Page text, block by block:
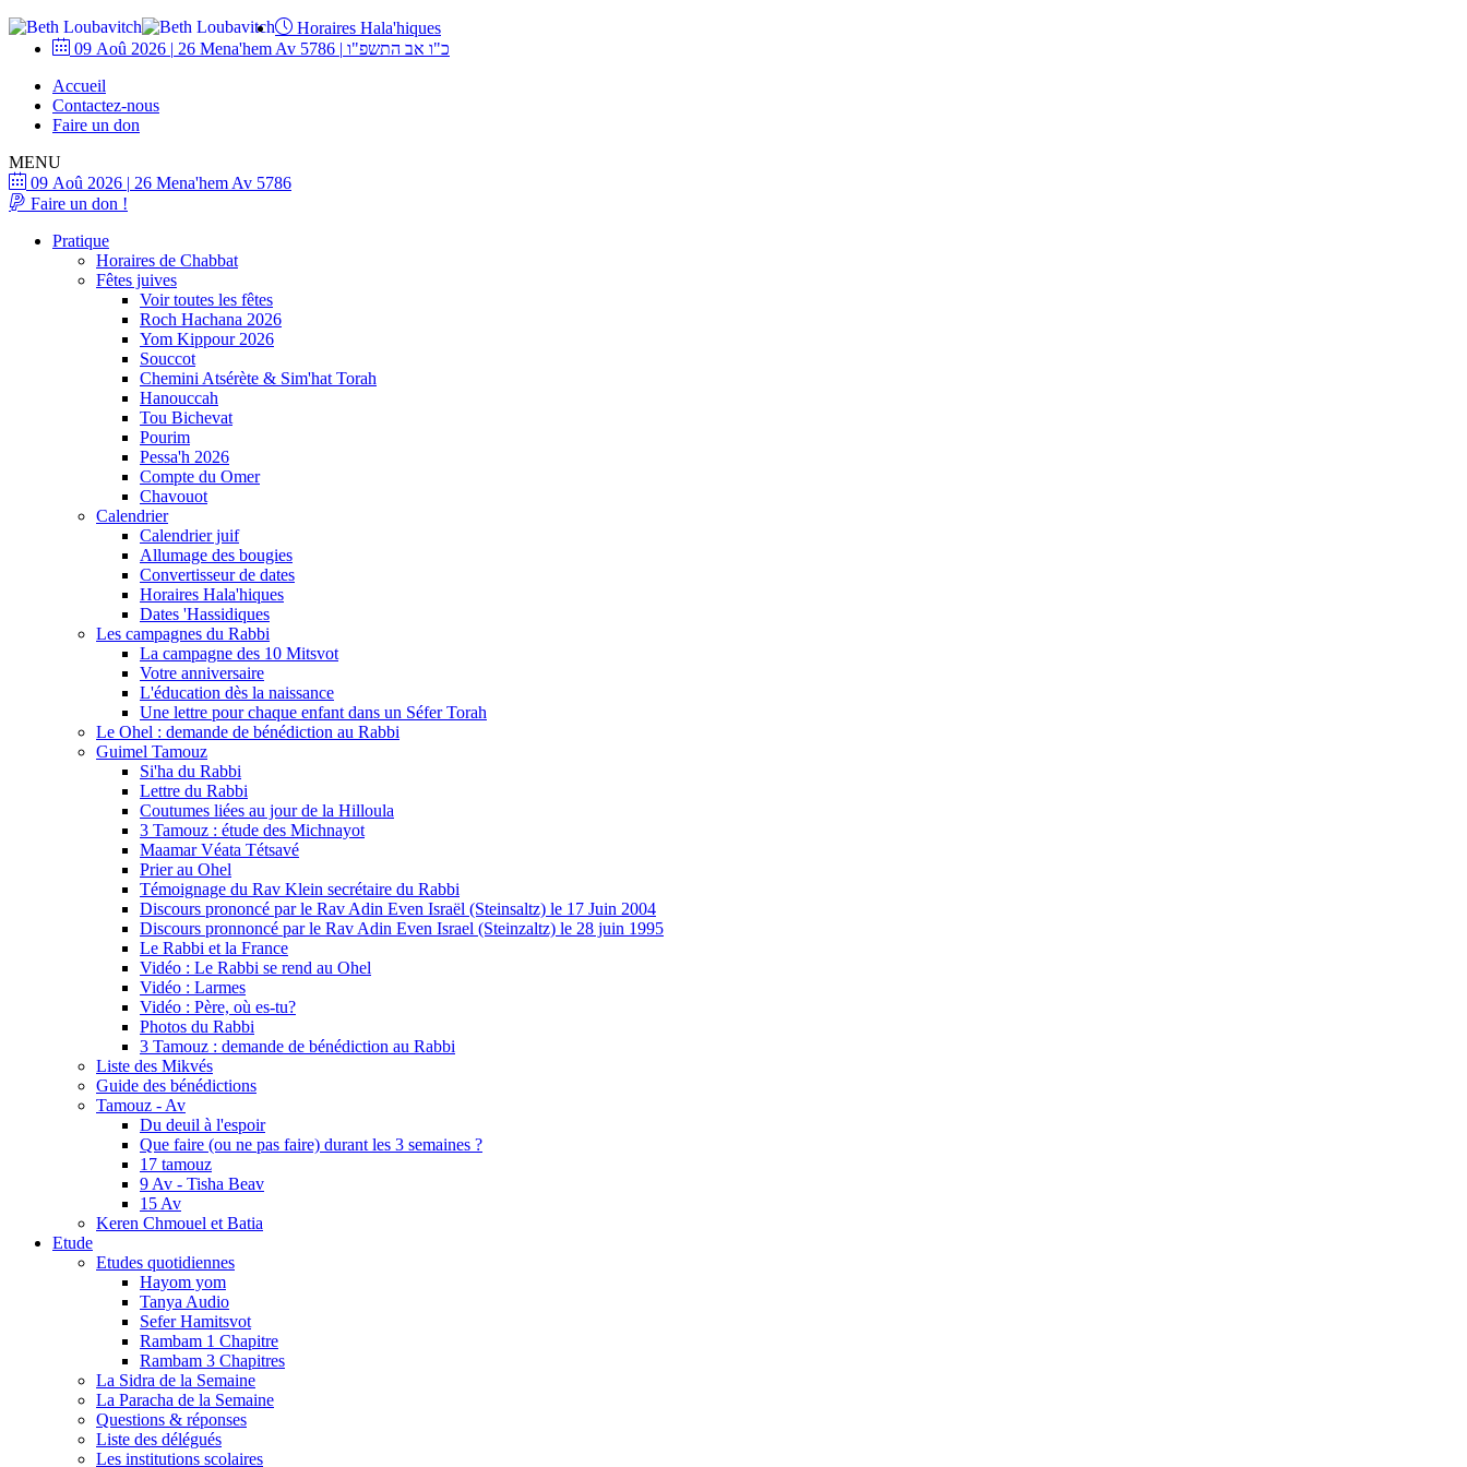
Horaires Hala'hiques
09 Aoû 2026 | 26 Mena'hem Av 5786 | כ"ו אב התשפ"ו
Accueil
Contactez-nous
Faire un don
MENU
09 Aoû 2026 | 26 Mena'hem Av 5786
Faire un don !
Pratique
Horaires de Chabbat
Fêtes juives
Voir toutes les fêtes
Roch Hachana 2026
Yom Kippour 2026
Souccot
Chemini Atsérète & Sim'hat Torah
Hanouccah
Tou Bichevat
Pourim
Pessa'h 2026
Compte du Omer
Chavouot
Calendrier
Calendrier juif
Allumage des bougies
Convertisseur de dates
Horaires Hala'hiques
Dates 'Hassidiques
Les campagnes du Rabbi
La campagne des 10 Mitsvot
Votre anniversaire
L'éducation dès la naissance
Une lettre pour chaque enfant dans un Séfer Torah
Le Ohel : demande de bénédiction au Rabbi
Guimel Tamouz
Si'ha du Rabbi
Lettre du Rabbi
Coutumes liées au jour de la Hilloula
3 Tamouz : étude des Michnayot
Maamar Véata Tétsavé
Prier au Ohel
Témoignage du Rav Klein secrétaire du Rabbi
Discours prononcé par le Rav Adin Even Israël (Steinsaltz) le 17 Juin 2004
Discours pronnoncé par le Rav Adin Even Israel (Steinzaltz) le 28 juin 1995
Le Rabbi et la France
Vidéo : Le Rabbi se rend au Ohel
Vidéo : Larmes
Vidéo : Père, où es-tu?
Photos du Rabbi
3 Tamouz : demande de bénédiction au Rabbi
Liste des Mikvés
Guide des bénédictions
Tamouz - Av
Du deuil à l'espoir
Que faire (ou ne pas faire) durant les 3 semaines ?
17 tamouz
9 Av - Tisha Beav
15 Av
Keren Chmouel et Batia
Etude
Etudes quotidiennes
Hayom yom
Tanya Audio
Sefer Hamitsvot
Rambam 1 Chapitre
Rambam 3 Chapitres
La Sidra de la Semaine
La Paracha de la Semaine
Questions & réponses
Liste des délégués
Les institutions scolaires